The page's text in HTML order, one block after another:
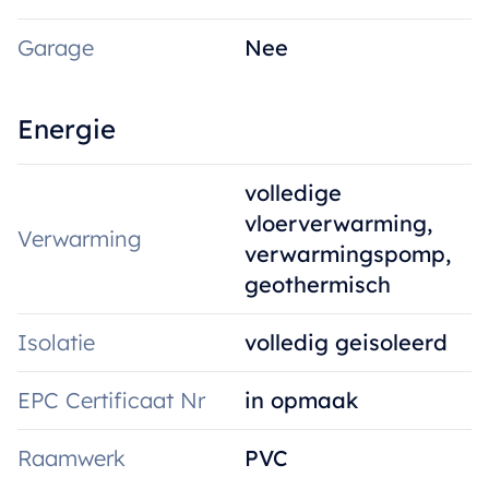
wonen, hedendaagse architectuur en
Vraag uw bezoek aan via
tom@immoroba.be of telefonisch via
Garage Nee
Energie
Verwarming
volledige
vloerverwarming,
verwarmingspomp,
geothermisch
Isolatie volledig geisoleerd
EPC Certificaat Nr in opmaak
Raamwerk PVC